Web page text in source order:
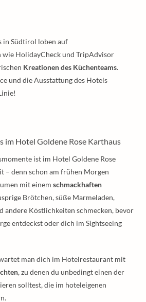
in Südtirol loben auf
wie HolidayCheck und TripAdvisor
Kreationen des Küchenteams.
und die Ausstattung des Hotels
im Hotel Goldene Rose Karthaus
ist im Hotel Goldene Rose
– denn schon am frühen Morgen
mit einem schmackhaften
Brötchen, süße Marmeladen,
andere Köstlichkeiten schmecken, bevor
entdeckst oder dich im Sightseeing
man dich im Hotelrestaurant mit
, zu denen du unbedingt einen der
solltest, die im hoteleigenen